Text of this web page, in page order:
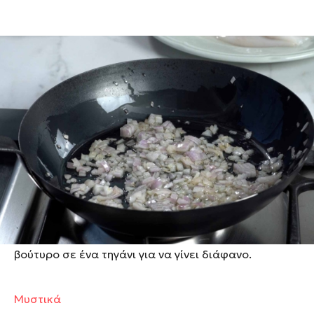
Όλοι έχετε έρθει αντιμέτωποι με την έντονη και
αψιά μυρωδιά του ξερού κρεμμυδιού κυρίως όταν το
κόβουμε. Έχετε παρατηρήσει πως το
κρεμμύδι
μεταμορφώνεται στο μαγείρεμα και σε τίποτα δε
θυμίζει η γεύση του αλλά και τα αρώματά του τον
φρέσκο αμαγείρευτο βολβό. Το κρεμμύδι το
σοτάρουμε για να βγάλει τα σάκχαρα του και να
δώσει γλύκα αλλά και συμπυκνωμένα αρώματα σε
μια συνταγή.
Σοτάρουμε σημαίνει το μαγειρεύουμε με
λάδιή
βούτυρο σε ένα τηγάνι για να γίνει διάφανο.
Μυστικά